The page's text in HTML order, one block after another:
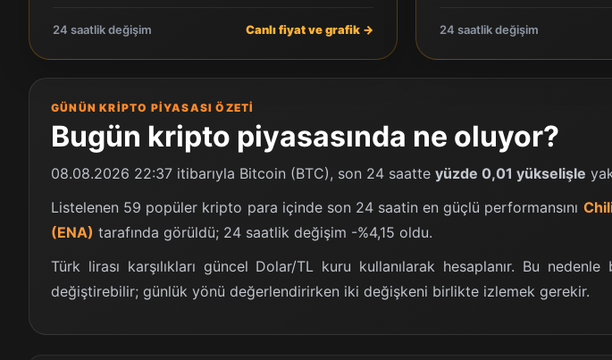
24 saatlik değişim Canlı fiyat ve grafik → 24 saatlik değişim
GÜNÜN KRIPTO PIYASASI ÖZETI
Bugün kripto piyasasında ne oluyor?
08.08.2026 22:37 itibarıyla Bitcoin (BTC), son 24 saatte yüzde 0,01 yükselişle
Listelenen 59 popüler kripto para içinde son 24 saatin en güçlü performansını
(ENA) tarafında görüldü; 24 saatlik değişim -%4,15 oldu.
Türk lirası karşılıkları güncel Dolar/TL kuru kullanılarak hesaplanır. Bu
değiştirebilir; günlük yönü değerlendirirken iki değişkeni birlikte izlemek gerekir.